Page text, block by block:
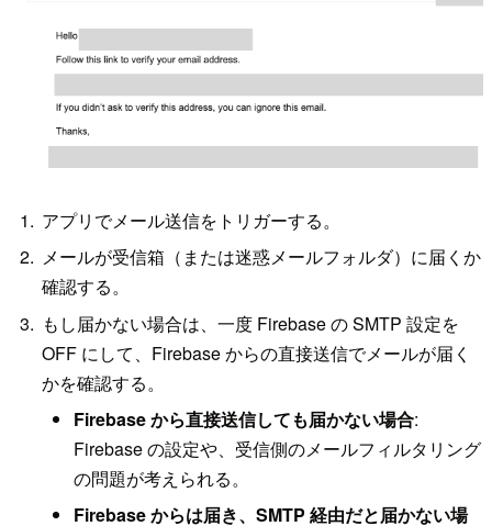
アプリでメール送信をトリガーする。
メールが受信箱（または迷惑メールフォルダ）に届くか
確認する。
もし届かない場合は、一度 Firebase の SMTP 設定を
OFF にして、Firebase からの直接送信でメールが届く
かを確認する。
Firebase から直接送信しても届かない場合:
Firebase の設定や、受信側のメールフィルタリング
の問題が考えられる。
Firebase からは届き、SMTP 経由だと届かない場